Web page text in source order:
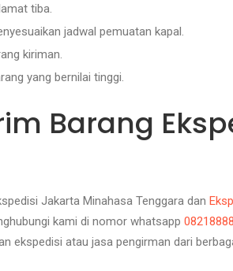
tiba.
jadwal pemuatan kapal.
kiriman.
yang bernilai tinggi.
Barang
Jakarta Minahasa Tenggara dan
kami di nomor whatsapp
ekspedisi atau jasa pengirman dari